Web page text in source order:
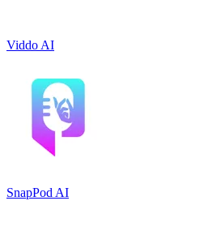
Viddo AI
SnapPod AI